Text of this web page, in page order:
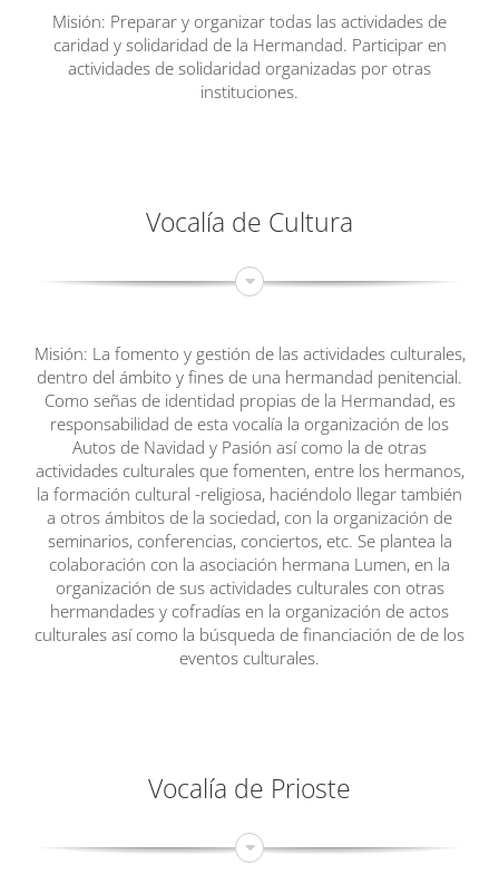
Misión: Preparar y organizar todas las actividades de
caridad y solidaridad de la Hermandad. Participar en
actividades de solidaridad organizadas por otras
instituciones.
Vocalía de Cultura
Misión: La fomento y gestión de las actividades culturales,
dentro del ámbito y fines de una hermandad penitencial.
Como señas de identidad propias de la Hermandad, es
responsabilidad de esta vocalía la organización de los
Autos de Navidad y Pasión así como la de otras
actividades culturales que fomenten, entre los hermanos,
la formación cultural -religiosa, haciéndolo llegar también
a otros ámbitos de la sociedad, con la organización de
seminarios, conferencias, conciertos, etc. Se plantea la
colaboración con la asociación hermana Lumen, en la
organización de sus actividades culturales con otras
hermandades y cofradías en la organización de actos
culturales así como la búsqueda de financiación de de los
eventos culturales.
Vocalía de Prioste